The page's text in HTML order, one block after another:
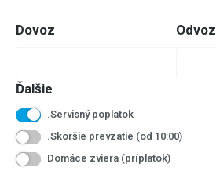
Dovoz Odvoz
Ďalšie
.Servisný poplatok
.Skoršie prevzatie (od 10:00)
Domáce zviera (príplatok)